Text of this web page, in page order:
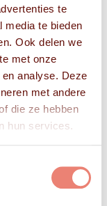
te
media te bieden
Ook delen we
met onze
analyse. Deze
met andere
die ze hebben
hun services.